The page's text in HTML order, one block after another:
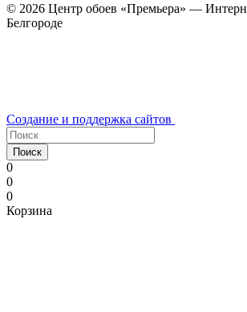
© 2026 Центр обоев «Премьера» —
Белгороде
Создание и поддержка сайтов
Поиск
0
0
0
Корзина